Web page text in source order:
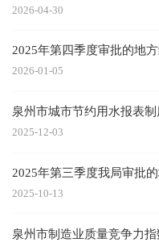
2026-04-30
2025年第四季度审批的地
2026-01-05
泉州市城市节约用水报表
2025-12-03
2025年第三季度我局审批
2025-10-13
泉州市制造业质量竞争力